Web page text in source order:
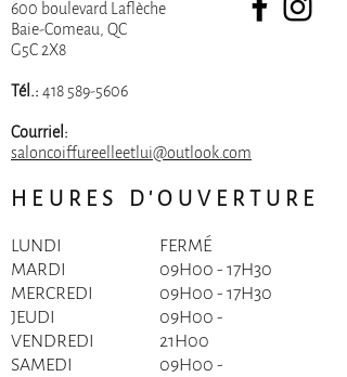
600 boulevard Laflèche
Baie-Comeau, QC
G5C 2X8
Tél.: 418 589-5606
Courriel:
saloncoiffureelleetlui@outlook.com
HEURES D'OUVERTURE
LUNDI
MARDI
MERCREDI
JEUDI
VENDREDI
SAMEDI
FERMÉ
09H00 - 17H30
09H00 - 17H30
09H00 -
21H00
09H00 -